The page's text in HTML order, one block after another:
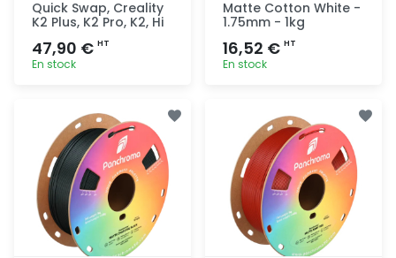
Quick Swap, Creality
K2 Plus, K2 Pro, K2, Hi
47,90 € HT
En stock
rapide
Matte Cotton White -
1.75mm - 1kg
16,52 € HT
En stock
rapide